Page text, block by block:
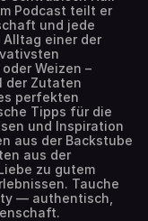
Podcast teilt er
und jede
Alltag einer der
Weizen –
der Zutaten
perfekten
Tipps für die
und Inspiration
aus der Backstube
aus der
zu gutem
Tauche
— authentisch,